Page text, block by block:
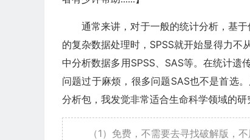
通常来讲，对于一般的统计分析，基
的复杂数据处理时，SPSS就开始显得力不
中分析数据多用SPSS、SAS等。在统计
问题过于麻烦，很多问题SAS也不是首选
分析包，我发觉非常适合生命科学领域的研
（1）免费，不需要去寻找破解版，